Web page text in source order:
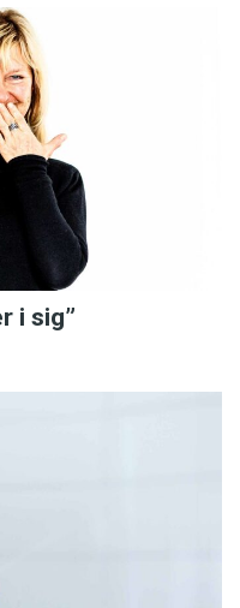
i sig”